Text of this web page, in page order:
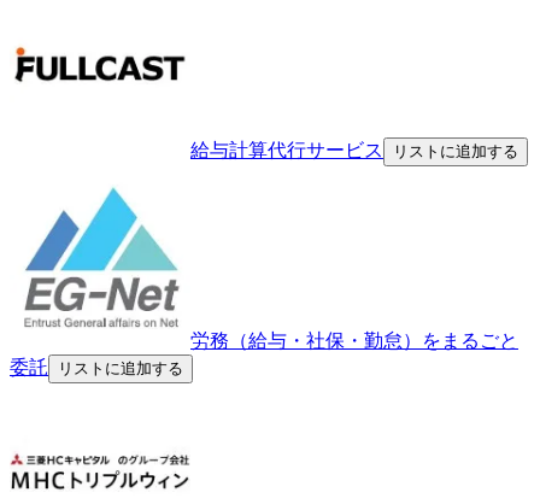
給与計算代行サービス リストに追加する
労務（給与・社保・勤怠）をまるごと
委託
リストに追加する